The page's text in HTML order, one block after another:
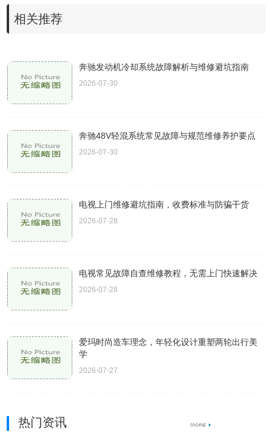
相关推荐
奔驰发动机冷却系统故障解析与维修避坑指南
2026-07-30
奔驰48V轻混系统常见故障与规范维修养护要点
2026-07-30
电视上门维修避坑指南，收费标准与防骗干货
2026-07-28
电视常见故障自查维修教程，无需上门快速解决
2026-07-28
爱玛时尚造车理念，年轻化设计重塑两轮出行美
学
2026-07-27
热门资讯